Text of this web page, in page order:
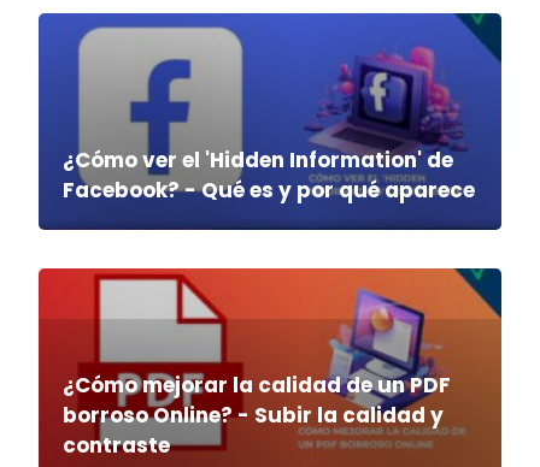
¿Cómo ver el 'Hidden Information' de
Facebook? - Qué es y por qué aparece
¿Cómo mejorar la calidad de un PDF
borroso Online? - Subir la calidad y
contraste